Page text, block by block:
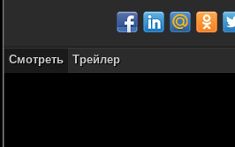
Смотреть Трейлер